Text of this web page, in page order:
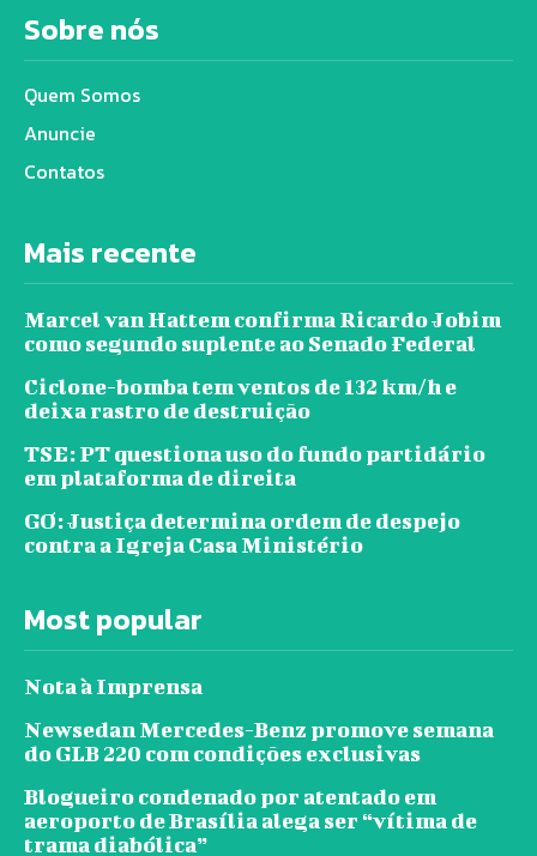
Sobre nós
Quem Somos
Anuncie
Contatos
Mais recente
Marcel van Hattem confirma Ricardo Jobim
como segundo suplente ao Senado Federal
Ciclone-bomba tem ventos de 132 km/h e
deixa rastro de destruição
TSE: PT questiona uso do fundo partidário
em plataforma de direita
GO: Justiça determina ordem de despejo
contra a Igreja Casa Ministério
Most popular
Nota à Imprensa
Newsedan Mercedes-Benz promove semana
do GLB 220 com condições exclusivas
Blogueiro condenado por atentado em
aeroporto de Brasília alega ser “vítima de
trama diabólica”